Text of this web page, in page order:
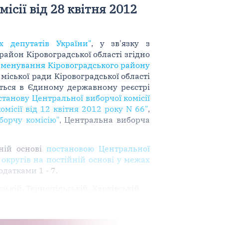
від 28 квітня 2012
України", у зв'язку з
Кіровоградської області згідно
Кіровоградського району
ради Кіровоградської області
в Єдиному державному реєстрі
Центральної виборчої комісії
від 12 квітня 2012 року N 66",
комісію", Центральна виборча
основі постановою Центральної
на постійній основі у межах
1 - 7.